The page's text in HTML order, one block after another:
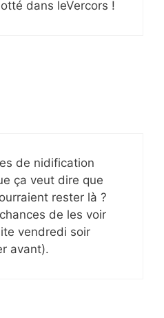
dans leVercors !
de nidification
ça veut dire que
rester là ?
de les voir
vendredi soir
avant).